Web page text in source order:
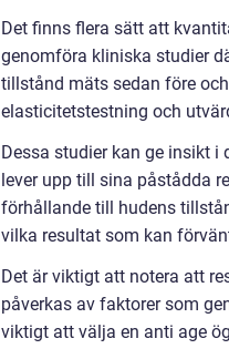
Det finns flera sätt att
genomföra kliniska studier
tillstånd mäts sedan före
elasticitetstestning och
Dessa studier kan ge insikt i
lever upp till sina påstådda
förhållande till hudens
vilka resultat som kan
Det är viktigt att notera att
påverkas av faktorer som
viktigt att välja en anti age